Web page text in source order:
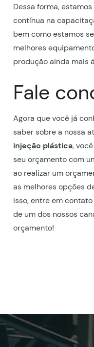
Dessa forma,
contínua na
bem como estamos
melhores
produção ainda mais
Fale
Agora que você já
saber sobre a nossa
injeção plástica,
seu orçamento com
ao realizar um
as melhores opções
isso, entre em
de um dos nossos
orçamento!